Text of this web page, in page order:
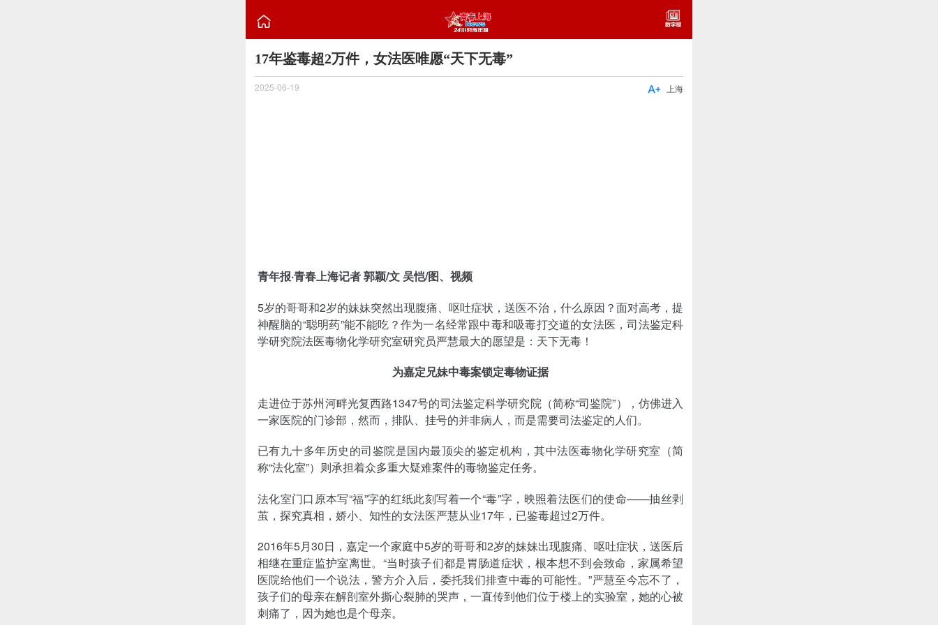

17年鉴毒超2万件，女法医唯愿“天下无毒”
2025-06-19 上海

青年报·青春上海记者 郭颖/文 吴恺/图、视频
5岁的哥哥和2岁的妹妹突然出现腹痛、呕吐症状，送医不治，什么原因？面对高考，提
神醒脑的“聪明药”能不能吃？作为一名经常跟中毒和吸毒打交道的女法医，司法鉴定科
学研究院法医毒物化学研究室研究员严慧最大的愿望是：天下无毒！
为嘉定兄妹中毒案锁定毒物证据
走进位于苏州河畔光复西路1347号的司法鉴定科学研究院（简称“司鉴院”），仿佛进入
一家医院的门诊部，然而，排队、挂号的并非病人，而是需要司法鉴定的人们。
已有九十多年历史的司鉴院是国内最顶尖的鉴定机构，其中法医毒物化学研究室（简
称“法化室”）则承担着众多重大疑难案件的毒物鉴定任务。
法化室门口原本写“福”字的红纸此刻写着一个“毒”字，映照着法医们的使命——抽丝剥
茧，探究真相，娇小、知性的女法医严慧从业17年，已鉴毒超过2万件。
2016年5月30日，嘉定一个家庭中5岁的哥哥和2岁的妹妹出现腹痛、呕吐症状，送医后
相继在重症监护室离世。“当时孩子们都是胃肠道症状，根本想不到会致命，家属希望
医院给他们一个说法，警方介入后，委托我们排查中毒的可能性。”严慧至今忘不了，
孩子们的母亲在解剖室外撕心裂肺的哭声，一直传到他们位于楼上的实验室，她的心被
刺痛了，因为她也是个母亲。